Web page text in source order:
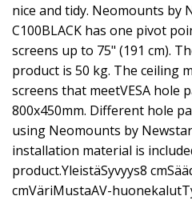
nice and tidy. Neomounts by
C100BLACK has one pivot
screens up to 75" (191 cm).
product is 50 kg. The ceiling
screens that meetVESA hole
800x450mm. Different hole
using Neomounts by
installation material is
product.YleistäSyvyys8
cmVäriMustaAV-